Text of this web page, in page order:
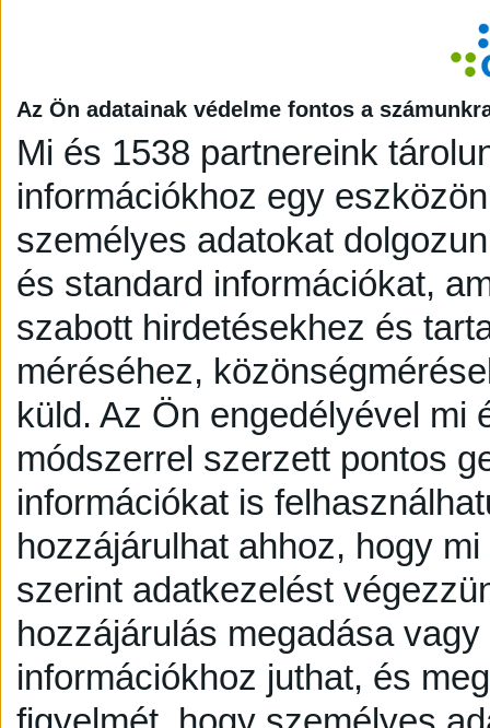
Az Ön adatainak védelme fontos a
Mi és 1538 partnereink
információkhoz egy
személyes adatokat
és standard információkat,
szabott hirdetésekhez és
méréséhez,
küld. Az Ön engedélyével mi
módszerrel szerzett pontos
információkat is
hozzájárulhat ahhoz, hogy
szerint adatkezelést
hozzájárulás megadása
információkhoz juthat, és